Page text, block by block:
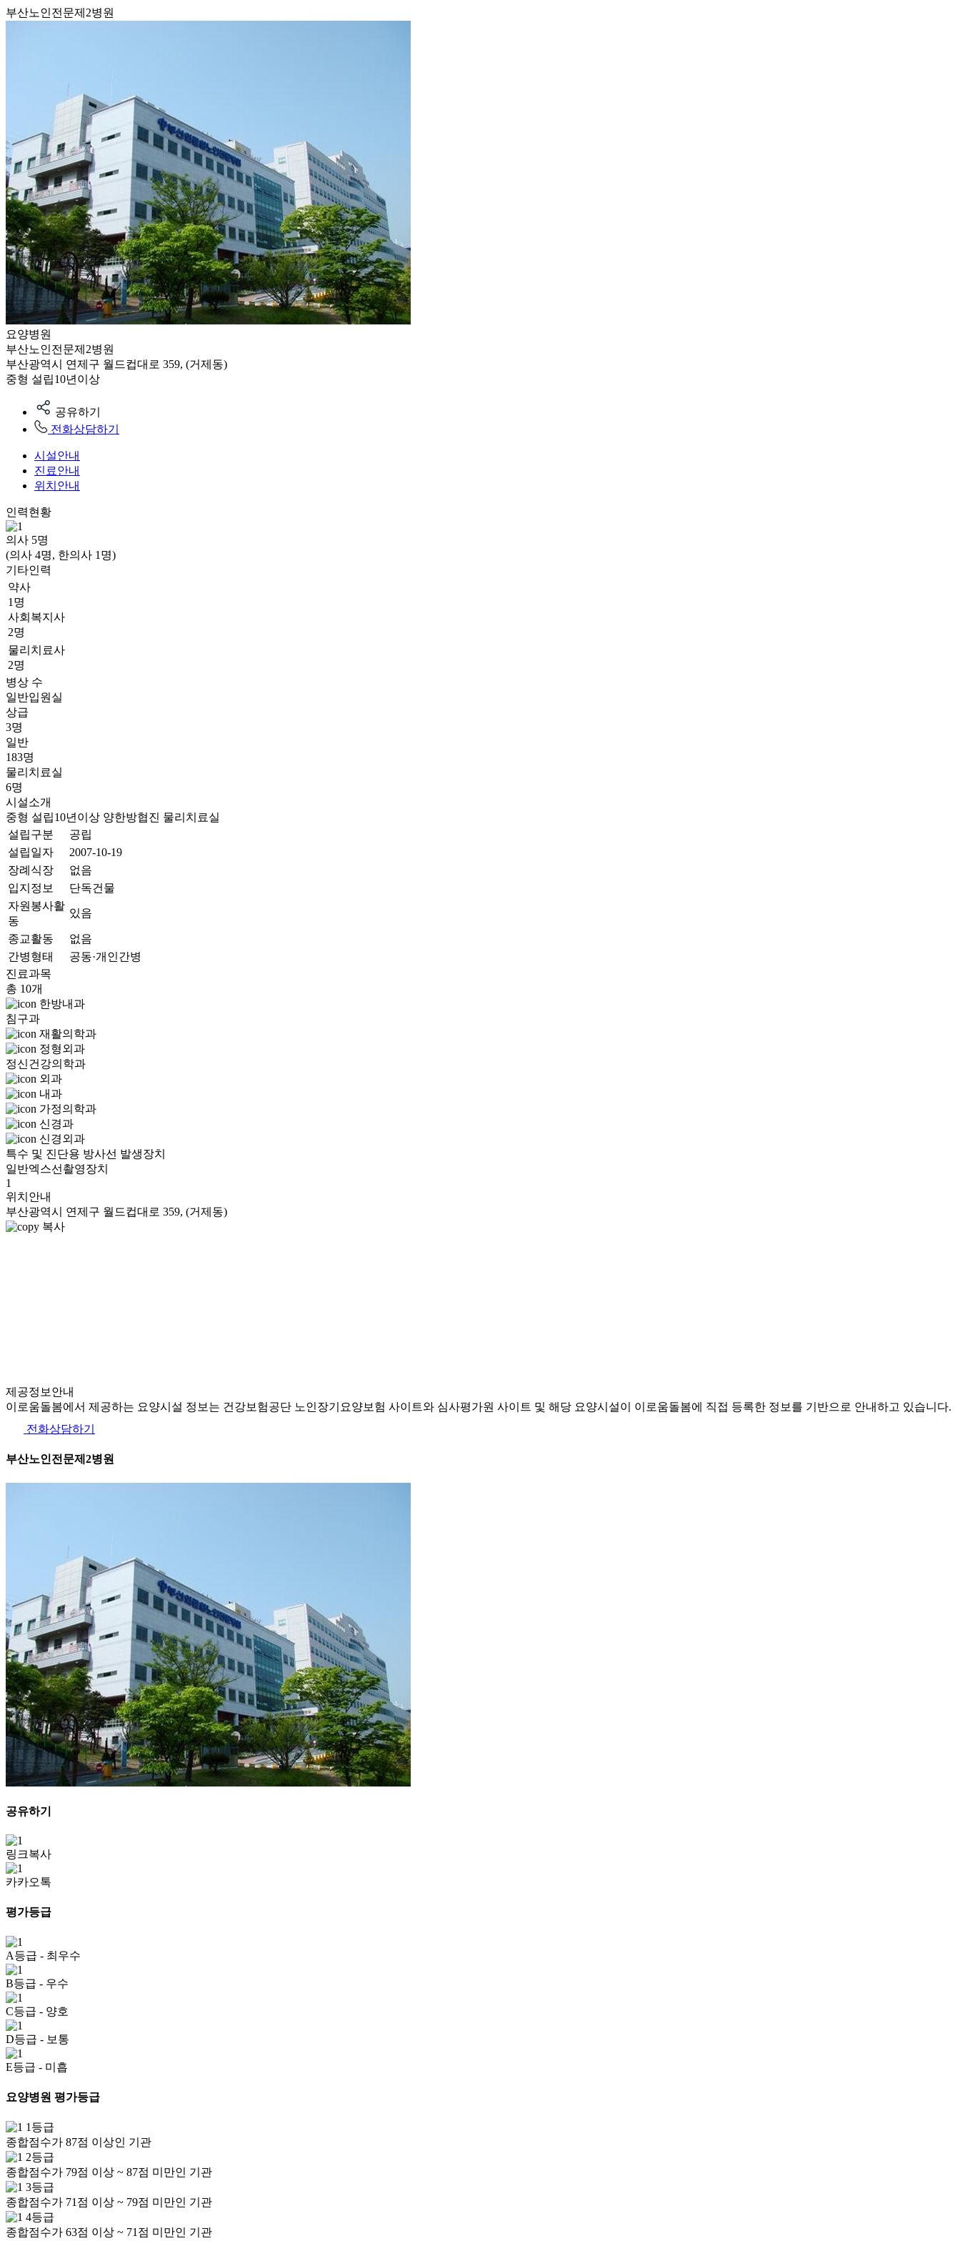
부산노인전문제2병원
요양병원
부산노인전문제2병원
부산광역시 연제구 월드컵대로 359, (거제동)
중형 설립10년이상
공유하기
전화상담하기
시설안내
진료안내
위치안내
인력현황
의사 5명
(의사 4명, 한의사 1명)
기타인력
약사
1명
사회복지사
2명
물리치료사
2명
병상 수
일반입원실
상급
3명
일반
183명
물리치료실
6명
시설소개
중형 설립10년이상 양한방협진 물리치료실
설립구분
공립
설립일자
2007-10-19
장례식장
없음
입지정보
단독건물
자원봉사활
동
있음
종교활동
없음
간병형태
공동·개인간병
진료과목
총 10개
한방내과
침구과
재활의학과
정형외과
정신건강의학과
외과
내과
가정의학과
신경과
신경외과
특수 및 진단용 방사선 발생장치
일반엑스선촬영장치
1
위치안내
부산광역시 연제구 월드컵대로 359, (거제동)
복사
제공정보안내
이로움돌봄에서 제공하는 요양시설 정보는 건강보험공단 노인장기요양보험 사이트와 심사평가원 사이트 및 해당 요양시설이 이로움돌봄에 직접 등록한 정보를 기반으로 안내하고 있습니다.
전화상담하기
부산노인전문제2병원
공유하기
링크복사
카카오톡
평가등급
A등급 - 최우수
B등급 - 우수
C등급 - 양호
D등급 - 보통
E등급 - 미흡
요양병원 평가등급
1등급
종합점수가 87점 이상인 기관
2등급
종합점수가 79점 이상 ~ 87점 미만인 기관
3등급
종합점수가 71점 이상 ~ 79점 미만인 기관
4등급
종합점수가 63점 이상 ~ 71점 미만인 기관